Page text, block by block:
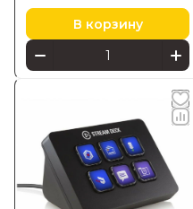
В корзину